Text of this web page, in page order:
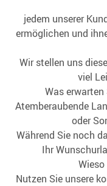
jedem unserer
ermöglichen und
Wir stellen uns
viel
Was
Atemberaubende
oder
Während Sie noch
Ihr
Nutzen Sie unsere